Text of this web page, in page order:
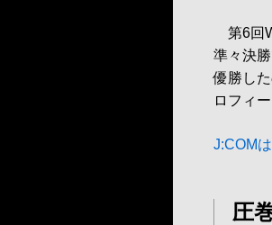
第6回
準々決
優勝し
ロフィ
J:COM
圧